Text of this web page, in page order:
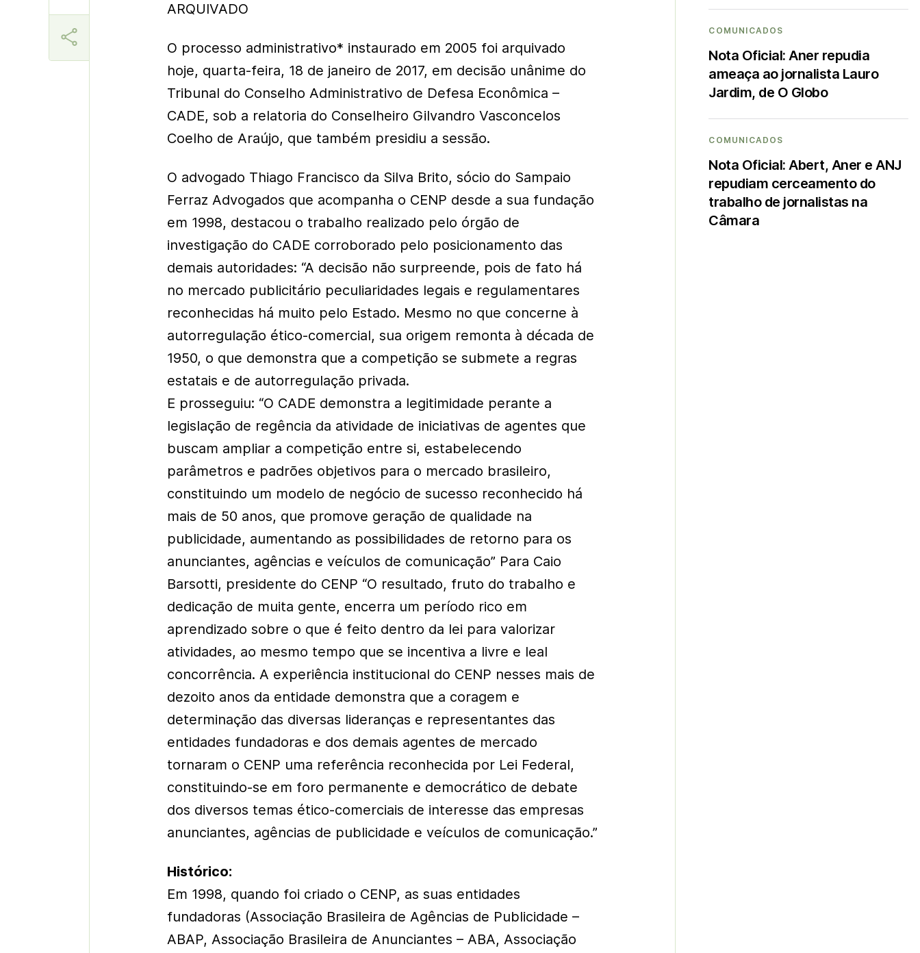
ARQUIVADO
O processo administrativo* instaurado em 2005 foi arquivado
hoje, quarta-feira, 18 de janeiro de 2017, em decisão unânime do
Tribunal do Conselho Administrativo de Defesa Econômica –
CADE, sob a relatoria do Conselheiro Gilvandro Vasconcelos
Coelho de Araújo, que também presidiu a sessão.
O advogado Thiago Francisco da Silva Brito, sócio do Sampaio
Ferraz Advogados que acompanha o CENP desde a sua fundação
em 1998, destacou o trabalho realizado pelo órgão de
investigação do CADE corroborado pelo posicionamento das
demais autoridades: “A decisão não surpreende, pois de fato há
no mercado publicitário peculiaridades legais e regulamentares
reconhecidas há muito pelo Estado. Mesmo no que concerne à
autorregulação ético-comercial, sua origem remonta à década de
1950, o que demonstra que a competição se submete a regras
estatais e de autorregulação privada.
E prosseguiu: “O CADE demonstra a legitimidade perante a
legislação de regência da atividade de iniciativas de agentes que
buscam ampliar a competição entre si, estabelecendo
parâmetros e padrões objetivos para o mercado brasileiro,
constituindo um modelo de negócio de sucesso reconhecido há
mais de 50 anos, que promove geração de qualidade na
publicidade, aumentando as possibilidades de retorno para os
anunciantes, agências e veículos de comunicação” Para Caio
Barsotti, presidente do CENP “O resultado, fruto do trabalho e
dedicação de muita gente, encerra um período rico em
aprendizado sobre o que é feito dentro da lei para valorizar
atividades, ao mesmo tempo que se incentiva a livre e leal
concorrência. A experiência institucional do CENP nesses mais de
dezoito anos da entidade demonstra que a coragem e
determinação das diversas lideranças e representantes das
entidades fundadoras e dos demais agentes de mercado
tornaram o CENP uma referência reconhecida por Lei Federal,
constituindo-se em foro permanente e democrático de debate
dos diversos temas ético-comerciais de interesse das empresas
anunciantes, agências de publicidade e veículos de comunicação.”
Histórico:
Em 1998, quando foi criado o CENP, as suas entidades
fundadoras (Associação Brasileira de Agências de Publicidade –
ABAP, Associação Brasileira de Anunciantes – ABA, Associação
COMUNICADOS
Nota Oficial: Aner repudia
ameaça ao jornalista Lauro
Jardim, de O Globo
COMUNICADOS
Nota Oficial: Abert, Aner e ANJ
repudiam cerceamento do
trabalho de jornalistas na
Câmara